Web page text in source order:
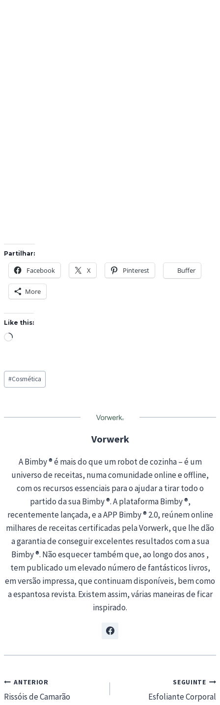
Partilhar:
Facebook X Pinterest Buffer
More
Like this:
L
d
i
g
Post
Tags:
#Cosmética
Vorwerk
A Bimby ® é mais do que um robot de cozinha – é um
universo de receitas, numa comunidade online e offline,
com os recursos essenciais para o ajudar a tirar todo o
partido da sua Bimby ®. A plataforma Bimby ®,
recentemente lançada, e a APP Bimby ® 2.0, reúnem online
milhares de receitas certificadas pela Vorwerk, que lhe dão
a garantia de conseguir excelentes resultados com a sua
Bimby ®. Não esquecer também que, ao longo dos anos ,
tem publicado um elevado número de fantásticos livros,
em versão impressa, que continuam disponíveis, bem como
a espantosa revista. Existem assim, várias maneiras de ficar
inspirado.
Navegação
de
ANTERIOR
Rissóis de Camarão
SEGUINTE
Esfoliante Corporal